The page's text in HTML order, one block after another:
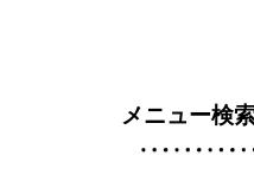
メニュー検